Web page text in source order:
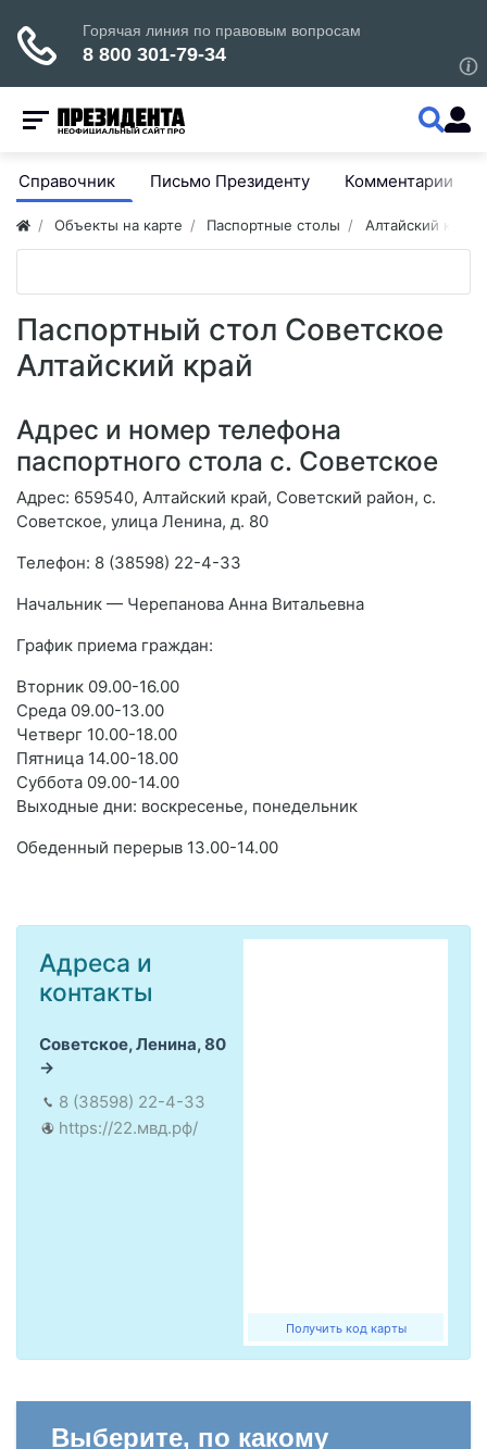
Справочник Письмо Президенту Комментарии
Объекты на карте Паспортные столы Алтайский край
Паспортный стол Советское
Алтайский край
Адрес и номер телефона
паспортного стола с. Советское
Адрес: 659540, Алтайский край, Советский район, с.
Советское, улица Ленина, д. 80
Телефон: 8 (38598) 22-4-33
Начальник — Черепанова Анна Витальевна
График приема граждан:
Вторник 09.00-16.00
Среда 09.00-13.00
Четверг 10.00-18.00
Пятница 14.00-18.00
Суббота 09.00-14.00
Выходные дни: воскресенье, понедельник
Обеденный перерыв 13.00-14.00
Получить код карты
Адреса и
контакты
Советское, Ленина, 80
8 (38598) 22-4-33
https://22.мвд.рф/